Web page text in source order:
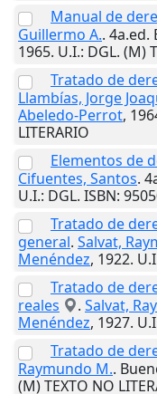
Manual de
Guillermo A.. 4a.ed.
1965. U.I.: DGL. (M)
Tratado de
Llambías, Jorge
Abeledo-Perrot,
LITERARIO
Elementos de
Cifuentes, Santos.
U.I.: DGL. ISBN:
Tratado de
general. Salvat,
Menéndez, 1922.
Tratado de
reales
. Salvat,
Menéndez, 1927.
Tratado de
Raymundo M..
(M) TEXTO NO